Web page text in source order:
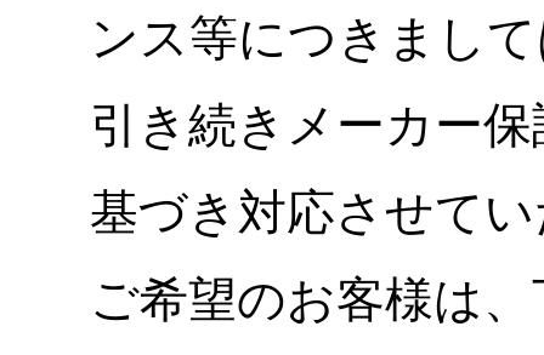
ンス等につきまし
引き続きメーカー
基づき対応させて
ご希望のお客様は